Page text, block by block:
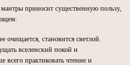
мантры приносит существенную пользу,
очищается, становится светлой.
вселенский покой и
всего практиковать чтение и